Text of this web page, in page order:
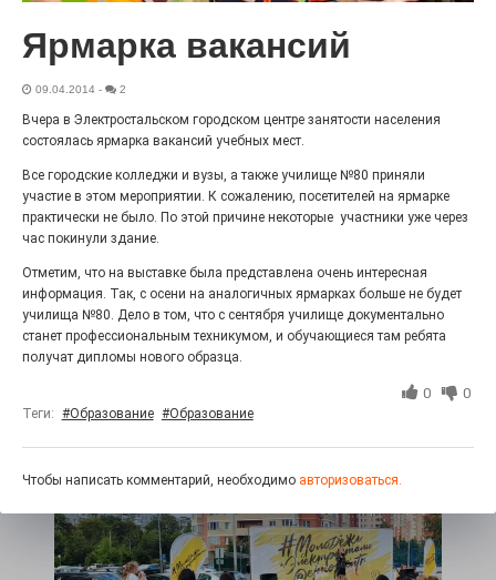
Железная воля к победе
25.07.2026
Электростали ещё не было на плакатах болельщиков.
Вернее, теперь было!
Ярмарка вакансий
09.04.2014 - 2
Вчера в Электростальском городском центре занятости населения
состоялась ярмарка вакансий учебных мест.
Все городские колледжи и вузы, а также училище №80 приняли
участие в этом мероприятии. К сожалению, посетителей на ярмарке
практически не было. По этой причине некоторые участники уже через
час покинули здание.
Отметим, что на выставке была представлена очень интересная
информация. Так, с осени на аналогичных ярмарках больше не будет
училища №80. Дело в том, что с сентября училище документально
станет профессиональным техникумом, и обучающиеся там ребята
получат дипломы нового образца.
0 0
Теги: #Образование #Образование
Чтобы написать комментарий, необходимо авторизоваться.